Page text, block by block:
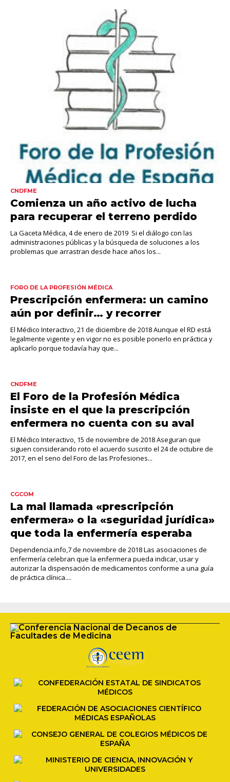
CNDFME
Comienza un año activo de lucha
para recuperar el terreno perdido
La Gaceta Médica, 4 de enero de 2019 Si el diálogo con las
administraciones públicas y la búsqueda de soluciones a los
problemas que arrastran desde hace años los...
FORO DE LA PROFESIÓN MÉDICA
Prescripción enfermera: un camino
aún por definir… y recorrer
El Médico Interactivo, 21 de diciembre de 2018 Aunque el RD está
legalmente vigente y en vigor no es posible ponerlo en práctica y
aplicarlo porque todavía hay que...
CNDFME
El Foro de la Profesión Médica
insiste en el que la prescripción
enfermera no cuenta con su aval
El Médico Interactivo, 15 de noviembre de 2018 Aseguran que
siguen considerando roto el acuerdo suscrito el 24 de octubre de
2017, en el seno del Foro de las Profesiones...
CGCOM
La mal llamada «prescripción
enfermera» o la «seguridad jurídica»
que toda la enfermería esperaba
Dependencia.info,7 de noviembre de 2018 Las asociaciones de
enfermería celebran que la enfermera pueda indicar, usar y
autorizar la dispensación de medicamentos conforme a una guía
de práctica clínica....